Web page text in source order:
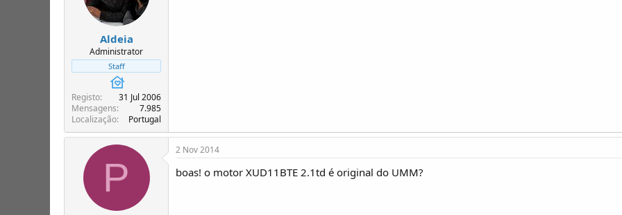
Aldeia
Administrator
Staff
Registo
31 Jul 2006
Mensagens
7.985
Localização
Portugal
P
2 Nov 2014
boas! o motor XUD11BTE 2.1td é original do UMM?